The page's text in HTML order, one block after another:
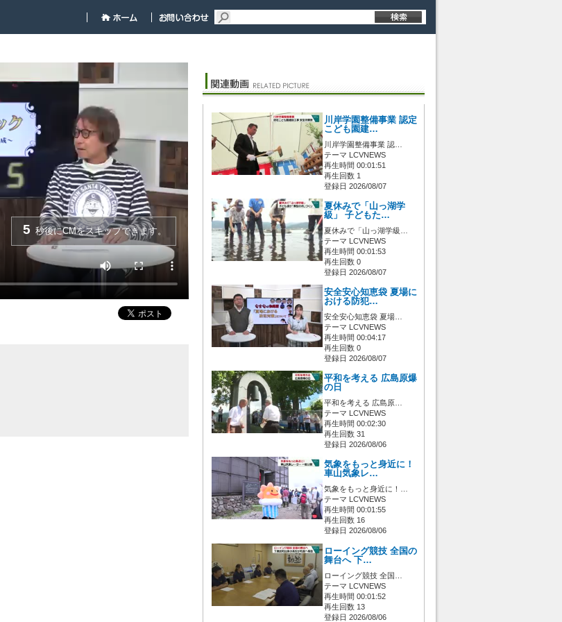
5 秒後にCMをスキップできます。
川岸学園整備事業 認定
こども園建…
川岸学園整備事業 認…
テーマ LCVNEWS
再生時間 00:01:51
再生回数 1
登録日 2026/08/07
夏休みで「山っ湖学
級」 子どもた…
夏休みで「山っ湖学級…
テーマ LCVNEWS
再生時間 00:01:53
再生回数 0
登録日 2026/08/07
安全安心知恵袋 夏場に
おける防犯…
安全安心知恵袋 夏場…
テーマ LCVNEWS
再生時間 00:04:17
再生回数 0
登録日 2026/08/07
平和を考える 広島原爆
の日
平和を考える 広島原…
テーマ LCVNEWS
再生時間 00:02:30
再生回数 31
登録日 2026/08/06
気象をもっと身近に！
車山気象レ…
気象をもっと身近に！…
テーマ LCVNEWS
再生時間 00:01:55
再生回数 16
登録日 2026/08/06
ローイング競技 全国の
舞台へ 下…
ローイング競技 全国…
テーマ LCVNEWS
再生時間 00:01:52
再生回数 13
登録日 2026/08/06